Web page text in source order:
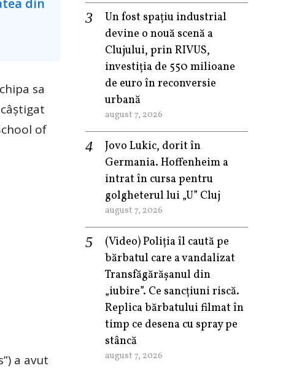
sa
of
a avut
Un fost spațiu industrial
devine o nouă scenă a
Clujului, prin RIVUS,
investiția de 550 milioane
de euro în reconversie
urbană
august 7, 2026
Jovo Lukic, dorit în
Germania. Hoffenheim a
intrat în cursa pentru
golgheterul lui „U” Cluj
august 7, 2026
(Video) Poliția îl caută pe
bărbatul care a vandalizat
Transfăgărășanul din
„iubire”. Ce sancțiuni riscă.
Replica bărbatului filmat în
timp ce desena cu spray pe
stâncă
august 7, 2026